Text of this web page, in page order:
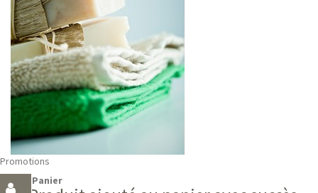
Promotions
Panier